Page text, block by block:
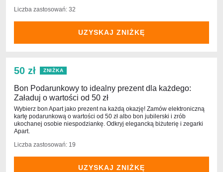
Liczba zastosowań: 32
UZYSKAJ ZNIŻKĘ
50 zł ZNIŻKA
Bon Podarunkowy to idealny prezent dla każdego:
Załaduj o wartości od 50 zł
Wybierz bon Apart jako prezent na każdą okazję! Zamów elektroniczną
kartę podarunkową o wartości od 50 zł albo bon jubilerski i zrób
ukochanej osobie niespodziankę. Odkryj elegancką biżuterię i zegarki
Apart.
Liczba zastosowań: 19
UZYSKAJ ZNIŻKĘ